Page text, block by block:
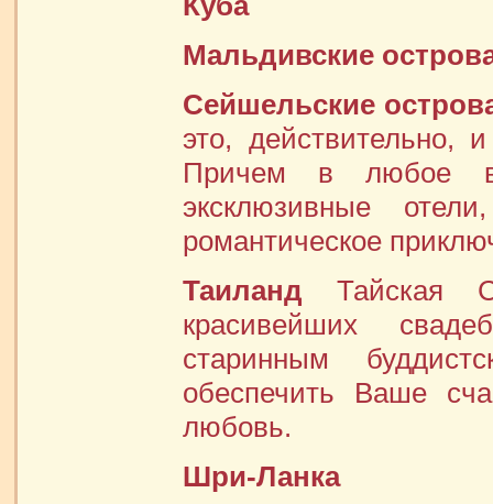
Мальдивские
Сейшельские
это, действительно,
Причем в любое
эксклюзивные
романтическое
Таиланд Тайская
красивейших
старинным
обеспечить Ваше
любовь.
Шри-Ланка